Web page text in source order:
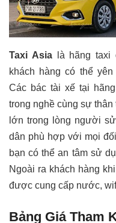
Taxi Asialà hãng taxi
khách hàng có thể
Các bác tài xế tại
trong nghề cùng sự
lớn trong lòng người
dân phù hợp với mọi
bạn có thể an tâm sử
Ngoài ra khách hàng
được cung cấp nước,
Bảng Giá Tham